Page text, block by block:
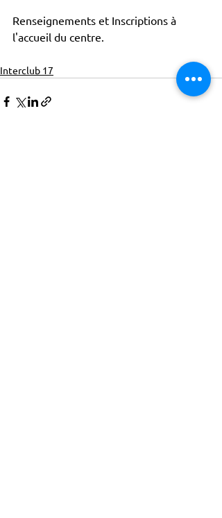
Renseignements et Inscriptions à
l'accueil du centre.
Interclub 17